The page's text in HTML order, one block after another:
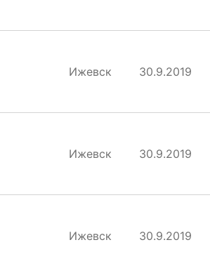
Ижевск 30.9.2019
Ижевск 30.9.2019
Ижевск 30.9.2019